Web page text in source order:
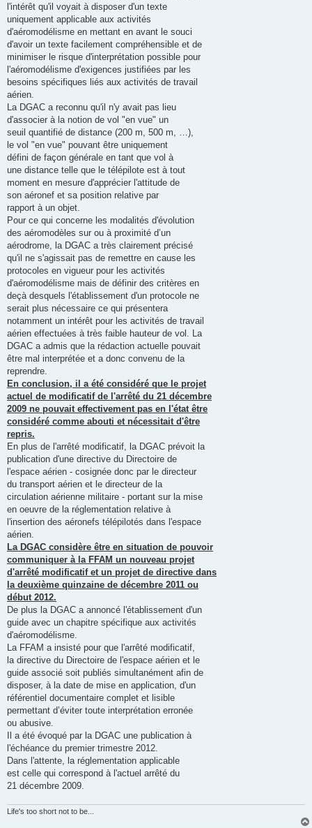
l'intérêt qu'il voyait à disposer d'un texte
uniquement applicable aux activités
d'aéromodélisme en mettant en avant le souci
d'avoir un texte facilement compréhensible et de
minimiser le risque d'interprétation possible pour
l'aéromodélisme d'exigences justifiées par les
besoins spécifiques liés aux activités de travail
aérien.
La DGAC a reconnu qu'il n'y avait pas lieu
d'associer à la notion de vol "en vue" un
seuil quantifié de distance (200 m, 500 m, …),
le vol "en vue" pouvant être uniquement
défini de façon générale en tant que vol à
une distance telle que le télépilote est à tout
moment en mesure d'apprécier l'attitude de
son aéronef et sa position relative par
rapport à un objet.
Pour ce qui concerne les modalités d'évolution
des aéromodèles sur ou à proximité d’un
aérodrome, la DGAC a très clairement précisé
qu'il ne s'agissait pas de remettre en cause les
protocoles en vigueur pour les activités
d'aéromodélisme mais de définir des critères en
deçà desquels l'établissement d'un protocole ne
serait plus nécessaire ce qui présentera
notamment un intérêt pour les activités de travail
aérien effectuées à très faible hauteur de vol. La
DGAC a admis que la rédaction actuelle pouvait
être mal interprétée et a donc convenu de la
reprendre.
En conclusion, il a été considéré que le projet
actuel de modificatif de l'arrêté du 21 décembre
2009 ne pouvait effectivement pas en l'état être
considéré comme abouti et nécessitait d'être
repris.
En plus de l'arrêté modificatif, la DGAC prévoit la
publication d'une directive du Directoire de
l'espace aérien - cosignée donc par le directeur
du transport aérien et le directeur de la
circulation aérienne militaire - portant sur la mise
en oeuvre de la réglementation relative à
l'insertion des aéronefs télépilotés dans l'espace
aérien.
La DGAC considère être en situation de pouvoir
communiquer à la FFAM un nouveau projet
d'arrêté modificatif et un projet de directive dans
la deuxième quinzaine de décembre 2011 ou
début 2012.
De plus la DGAC a annoncé l'établissement d'un
guide avec un chapitre spécifique aux activités
d'aéromodélisme.
La FFAM a insisté pour que l'arrêté modificatif,
la directive du Directoire de l'espace aérien et le
guide associé soit publiés simultanément afin de
disposer, à la date de mise en application, d'un
référentiel documentaire complet et lisible
permettant d’éviter toute interprétation erronée
ou abusive.
Il a été évoqué par la DGAC une publication à
l'échéance du premier trimestre 2012.
Dans l'attente, la réglementation applicable
est celle qui correspond à l'actuel arrêté du
21 décembre 2009.
Life's too short not to be...